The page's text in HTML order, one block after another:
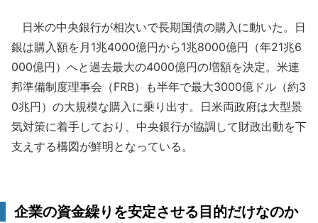
日米の中央銀行が相次いで長期国債の購入に動いた。日
銀は購入額を月1兆4000億円から1兆8000億円（年21兆6
000億円）へと過去最大の4000億円の増額を決定。米連
邦準備制度理事会（FRB）も半年で最大3000億ドル（約3
0兆円）の大規模な購入に乗り出す。日米両政府は大型景
気対策に着手しており、中央銀行が協調して財政出動を下
支えする構図が鮮明となっている。
企業の資金繰りを安定させる目的だけなのか